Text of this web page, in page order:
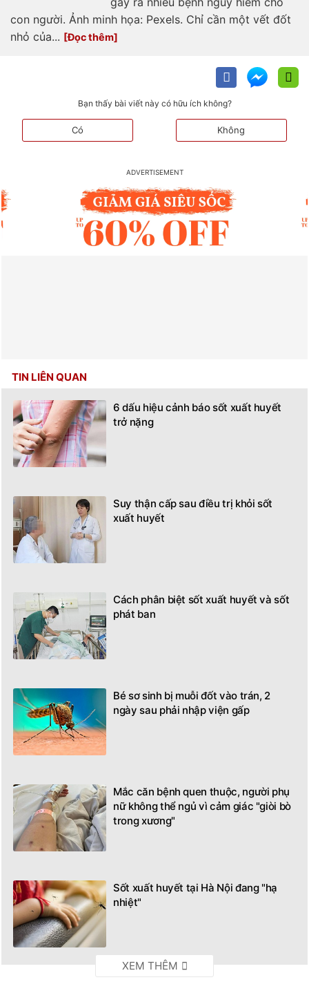
con người. Ảnh minh họa: Pexels. Chỉ cần một vết đốt
nhỏ của...
Bạn thấy bài viết này có hữu ích không?
Có Không
TIN LIÊN QUAN
6 dấu hiệu cảnh báo sốt xuất huyết
trở nặng
Suy thận cấp sau điều trị khỏi sốt
xuất huyết
Cách phân biệt sốt xuất huyết và sốt
phát ban
Bé sơ sinh bị muỗi đốt vào trán, 2
ngày sau phải nhập viện gấp
Mắc căn bệnh quen thuộc, người phụ
nữ không thể ngủ vì cảm giác "giòi bò
trong xương"
Sốt xuất huyết tại Hà Nội đang "hạ
nhiệt"